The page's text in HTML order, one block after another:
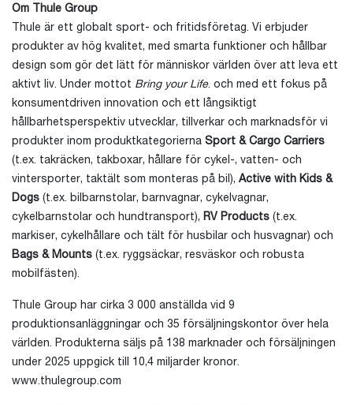
Om Thule Group
Thule är ett globalt sport- och fritidsföretag. Vi erbjuder
produkter av hög kvalitet, med smarta funktioner och hållbar
design som gör det lätt för människor världen över att leva ett
aktivt liv. Under mottot Bring your Life. och med ett fokus på
konsumentdriven innovation och ett långsiktigt
hållbarhetsperspektiv utvecklar, tillverkar och marknadsför vi
produkter inom produktkategorierna Sport & Cargo Carriers
(t.ex. takräcken, takboxar, hållare för cykel-, vatten- och
vintersporter, taktält som monteras på bil), Active with Kids &
Dogs (t.ex. bilbarnstolar, barnvagnar, cykelvagnar,
cykelbarnstolar och hundtransport), RV Products (t.ex.
markiser, cykelhållare och tält för husbilar och husvagnar) och
Bags & Mounts (t.ex. ryggsäckar, resväskor och robusta
mobilfästen).
Thule Group har cirka 3 000 anställda vid 9
produktionsanläggningar och 35 försäljningskontor över hela
världen. Produkterna säljs på 138 marknader och försäljningen
under 2025 uppgick till 10,4 miljarder kronor.
www.thulegroup.com